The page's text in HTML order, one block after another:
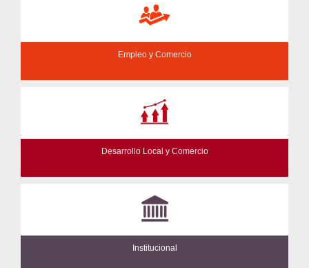
Empleo y Comercio
Desarrollo Local y Comercio
Institucional